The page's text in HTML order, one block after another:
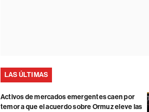
LAS ÚLTIMAS
Activos de mercados emergentes caen por
temor a que el acuerdo sobre Ormuz eleve las